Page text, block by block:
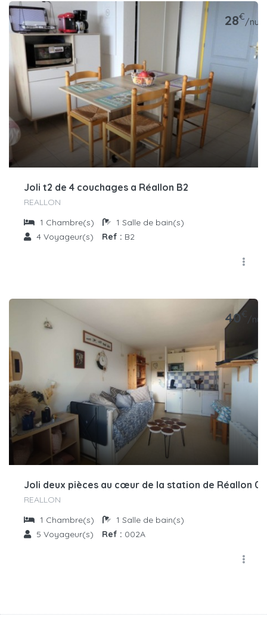
28€/nuit
Joli t2 de 4 couchages a Réallon B2
REALLON
1 Chambre(s) 1 Salle de bain(s)
4 Voyageur(s) Ref : B2
40€/nuit
Joli deux pièces au cœur de la station de Réallon
REALLON
1 Chambre(s) 1 Salle de bain(s)
5 Voyageur(s) Ref : 002A